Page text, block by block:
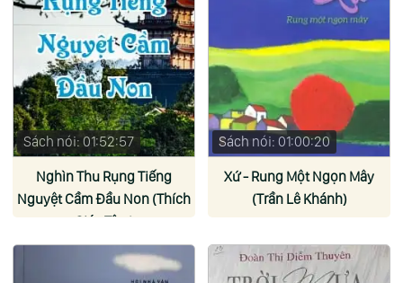
Sách nói: 01:52:57
Nghìn Thu Rụng Tiếng
Nguyệt Cầm Đầu Non (Thích
Giác Tâm)
Sách nói: 01:00:20
Xứ - Rung Một Ngọn Mây
(Trần Lê Khánh)